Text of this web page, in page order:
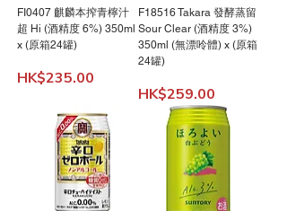
FI0407 麒麟本搾青檸汁
超 Hi (酒精度 6%) 350ml
x (原箱24罐)
價格
HK$235.00
F18516 Takara 發酵蒸留
Sour Clear (酒精度 3%)
350ml (無漂呤體) x (原箱
24罐)
價格
HK$259.00